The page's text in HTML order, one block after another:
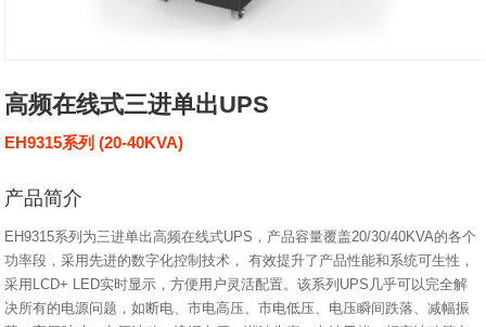
高频在线式三进单出UPS
EH9315系列 (20-40KVA)
产品简介
EH9315系列为三进单出高频在线式UPS，产品容量覆盖20/30/40KVA的各个
功率段，采用先进的数字化控制技术， 有效提升了产品性能和系统可生性，
采用LCD+ LED实时显示，方便用户灵活配置。该系列UPS几乎可以完全解
决所有的电源问题，如断电、市电高压、市电低压、电压瞬间跌落、减幅振